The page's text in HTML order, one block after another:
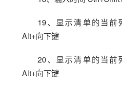
19、显示清单的当前
Alt+向下键
20、显示清单的当前
Alt+向下键